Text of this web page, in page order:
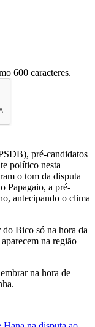
600 caracteres.
pré-candidatos
político nesta
o tom da disputa
Papagaio, a pré-
antecipando o clima
Bico só na hora da
na região
na hora de